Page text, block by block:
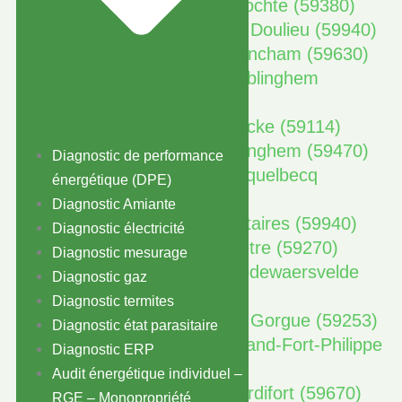
Diagnostic de performance
énergétique (DPE)
Diagnostic Amiante
Diagnostic électricité
Diagnostic mesurage
Diagnostic gaz
Diagnostic termites
Diagnostic état parasitaire
Diagnostic ERP
Audit énergétique individuel –
RGE – Monopropriété
Diagnostic immobilier à Crochte (59380)
Diagnostic immobilier à Le Doulieu (59940)
Diagnostic immobilier à Drincham (59630)
Diagnostic immobilier à Ebblinghem
Diagnostic immobilier à Eecke (59114)
Diagnostic immobilier à Eringhem (59470)
Diagnostic immobilier à Esquelbecq
(59470)
Diagnostic immobilier à Estaires (59940)
Diagnostic immobilier à Flêtre (59270)
Diagnostic immobilier à Godewaersvelde
(59270)
Diagnostic immobilier à La Gorgue (59253)
Diagnostic immobilier à Grand-Fort-Philippe
(59153)
Diagnostic immobilier à Hardifort (59670)